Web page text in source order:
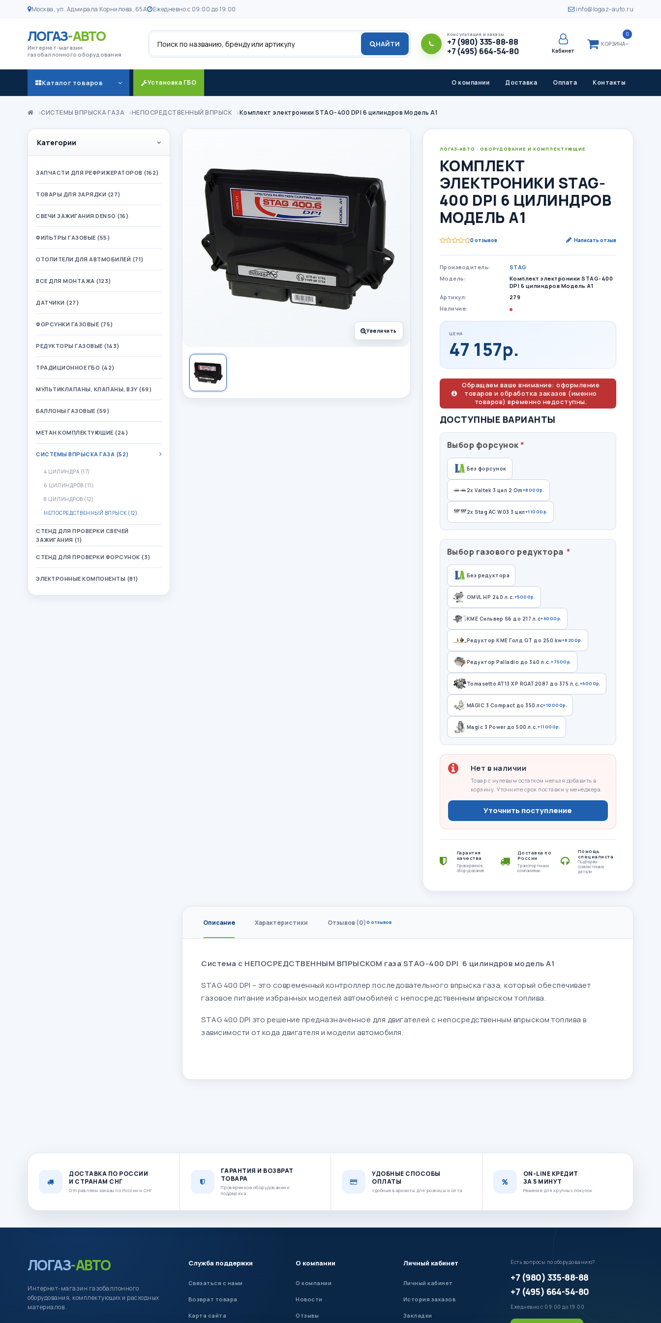
Москва, ул. Адмирала Корнилова, 65А Ежедневно с 09:00 до 19:00 info@logaz-auto.ru
ЛОГАЗ-АВТО
Интернет-магазин
газобаллонного оборудования
НАЙТИ
Консультация и заказы
+7 (980) 335-88-88
+7 (495) 664-54-80
Кабинет
КОРЗИНА
0
Каталог товаров Установка ГБО О компании Доставка Оплата Контакты
СИСТЕМЫ ВПРЫСКА ГАЗА НЕПОСРЕДСТВЕННЫЙ ВПРЫСК Комплект электроники STAG-400 DPI 6 цилиндров Модель A1
Категории
ЗАПЧАСТИ ДЛЯ РЕФРИЖЕРАТОРОВ (162)
ТОВАРЫ ДЛЯ ЗАРЯДКИ (27)
СВЕЧИ ЗАЖИГАНИЯ DENSO (16)
ФИЛЬТРЫ ГАЗОВЫЕ (55)
ОТОПИТЕЛИ ДЛЯ АВТМОБИЛЕЙ (71)
ВСЕ ДЛЯ МОНТАЖА (123)
ДАТЧИКИ (27)
ФОРСУНКИ ГАЗОВЫЕ (75)
РЕДУКТОРЫ ГАЗОВЫЕ (143)
ТРАДИЦИОННОЕ ГБО (42)
МУЛЬТИКЛАПАНЫ, КЛАПАНЫ, ВЗУ (69)
БАЛЛОНЫ ГАЗОВЫЕ (59)
МЕТАН КОМПЛЕКТУЮЩИЕ (24)
СИСТЕМЫ ВПРЫСКА ГАЗА (52)
4 ЦИЛИНДРА (17)
6 ЦИЛИНДРОВ (11)
8 ЦИЛИНДРОВ (12)
НЕПОСРЕДСТВЕННЫЙ ВПРЫСК (12)
СТЕНД ДЛЯ ПРОВЕРКИ СВЕЧЕЙ
ЗАЖИГАНИЯ (1)
СТЕНД ДЛЯ ПРОВЕРКИ ФОРСУНОК (3)
ЭЛЕКТРОННЫЕ КОМПОНЕНТЫ (81)
Увеличить
ЛОГАЗ-АВТО · ОБОРУДОВАНИЕ И КОМПЛЕКТУЮЩИЕ
КОМПЛЕКТ
ЭЛЕКТРОНИКИ STAG-
400 DPI 6 ЦИЛИНДРОВ
МОДЕЛЬ A1
0 отзывов Написать отзыв
Производитель:
STAG
Модель:
Комплект электроники STAG-400
DPI 6 цилиндров Модель A1
Артикул:
279
Наличие:
ЦЕНА
47 157р.
Обращаем ваше внимание: оформление
товаров и обработка заказов (именно
товаров) временно недоступны.
ДОСТУПНЫЕ ВАРИАНТЫ
Выбор форсунок
Без форсунок
2x Valtek 3 цил 2 Om+8000р.
2х Stag AC W03 3 цил+11000р.
Выбор газового редуктора
Без редуктора
OMVL HP 240 л.с.+5000р.
КМЕ Сильвер S6 до 217 л.с+6000р.
Редуктор КМЕ Голд GT до 250 kw+8200р.
Редуктор Palladio до 340 л.с.+7500р.
Tomasetto AT13 XP RGAT2087 до 375 л.с.+6000р.
MAGIC 3 Compact до 350 лс+10000р.
Magic 3 Power до 500 л.с.+11000р.
Нет в наличии
Товар с нулевым остатком нельзя добавить в
корзину. Уточните срок поставки у менеджера.
Уточнить поступление
Гарантия
качества
Проверенное
оборудование
Доставка по
России
Транспортными
компаниями
Помощь
специалиста
Подберём
совместимые
детали
Описание Характеристики Отзывов (0)0 отзывов
Система с НЕПОСРЕДСТВЕННЫМ ВПРЫСКОМ газа STAG-400 DPI 6 цилиндров модель А1
STAG 400 DPI – это современный контроллер последовательного впрыска газа, который обеспечивает
газовое питание избранных моделей автомобилей с непосредственным впрыском топлива.
STAG 400 DPI это решение предназначенное для двигателей с непосредственным впрыском топлива в
зависимости от кода двигателя и модели автомобиля.
ДОСТАВКА ПО РОССИИ
И СТРАНАМ СНГ
Отправляем заказы по России и СНГ
ГАРАНТИЯ И ВОЗВРАТ
ТОВАРА
Проверенное оборудование и
поддержка
УДОБНЫЕ СПОСОБЫ
ОПЛАТЫ
Удобные варианты для розницы и опта
ON-LINE КРЕДИТ
ЗА 5 МИНУТ
Решение для крупных покупок
ЛОГАЗ-АВТО
Интернет-магазин газобаллонного
оборудования, комплектующих и расходных
материалов.
Служба поддержки
Связаться с нами
Возврат товара
Карта сайта
О компании
О компании
Новости
Отзывы
Личный кабинет
Личный кабинет
История заказов
Закладки
Есть вопросы по оборудованию?
+7 (980) 335-88-88
+7 (495) 664-54-80
Ежедневно с 09:00 до 19:00